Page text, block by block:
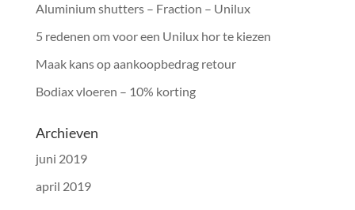
Aluminium shutters – Fraction – Unilux
5 redenen om voor een Unilux hor te kiezen
Maak kans op aankoopbedrag retour
Bodiax vloeren – 10% korting
Archieven
juni 2019
april 2019